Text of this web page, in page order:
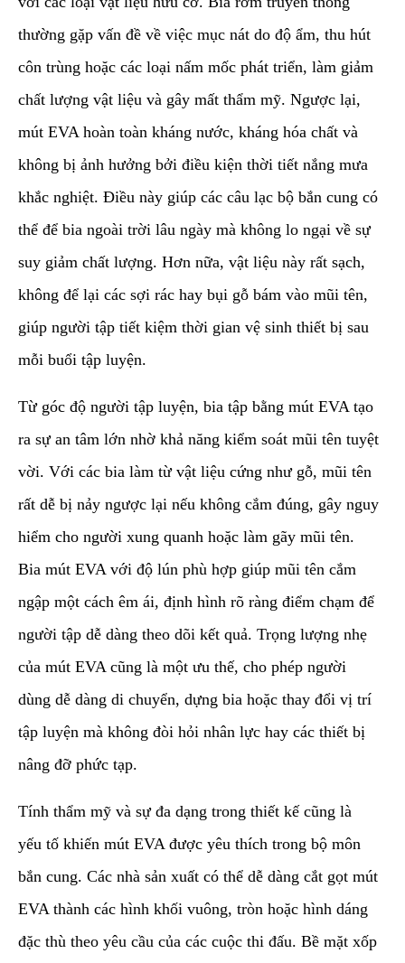
thường gặp vấn đề về việc mục nát do độ ẩm, thu hút
côn trùng hoặc các loại nấm mốc phát triển, làm giảm
chất lượng vật liệu và gây mất thẩm mỹ. Ngược lại,
mút EVA hoàn toàn kháng nước, kháng hóa chất và
không bị ảnh hưởng bởi điều kiện thời tiết nắng mưa
khắc nghiệt. Điều này giúp các câu lạc bộ bắn cung có
thể để bia ngoài trời lâu ngày mà không lo ngại về sự
suy giảm chất lượng. Hơn nữa, vật liệu này rất sạch,
không để lại các sợi rác hay bụi gỗ bám vào mũi tên,
giúp người tập tiết kiệm thời gian vệ sinh thiết bị sau
mỗi buổi tập luyện.
​Từ góc độ người tập luyện, bia tập bằng mút EVA tạo
ra sự an tâm lớn nhờ khả năng kiểm soát mũi tên tuyệt
vời. Với các bia làm từ vật liệu cứng như gỗ, mũi tên
rất dễ bị nảy ngược lại nếu không cắm đúng, gây nguy
hiểm cho người xung quanh hoặc làm gãy mũi tên.
Bia mút EVA với độ lún phù hợp giúp mũi tên cắm
ngập một cách êm ái, định hình rõ ràng điểm chạm để
người tập dễ dàng theo dõi kết quả. Trọng lượng nhẹ
của mút EVA cũng là một ưu thế, cho phép người
dùng dễ dàng di chuyển, dựng bia hoặc thay đổi vị trí
tập luyện mà không đòi hỏi nhân lực hay các thiết bị
nâng đỡ phức tạp.
​Tính thẩm mỹ và sự đa dạng trong thiết kế cũng là
yếu tố khiến mút EVA được yêu thích trong bộ môn
bắn cung. Các nhà sản xuất có thể dễ dàng cắt gọt mút
EVA thành các hình khối vuông, tròn hoặc hình dáng
đặc thù theo yêu cầu của các cuộc thi đấu. Bề mặt xốp